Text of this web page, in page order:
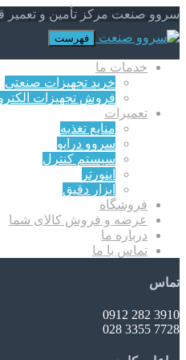
سروو صنعت مرکز تأمین و تعمیر
فهرست
خدمات ما
خرید تجهیزات صنعتی
فروش تجهیزات
تعمیرات
منابع تغذیه
سروو درایو
سیستم کنترل
اینورتر
ابزار دقیق
فروشگاه
عرضه و فروش کالای شما
درباره ما
تماس با ما
تماس
3910 282 0912
7728 3355 028